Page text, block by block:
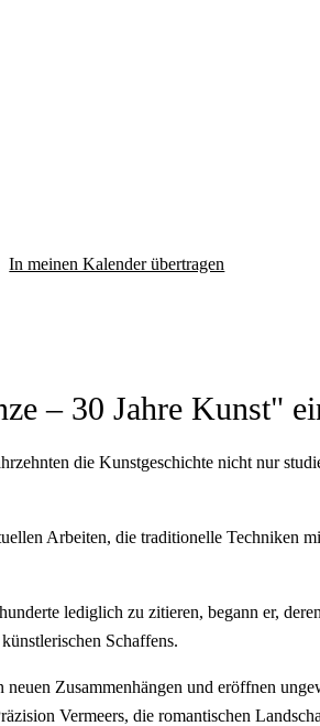
In meinen Kalender übertragen
– 30 Jahre Kunst"
die Kunstgeschichte nicht nur
Arbeiten, die traditionelle Techniken
lediglich zu zitieren, begann er,
Schaffens.
Zusammenhängen und eröffnen
Vermeers, die romantischen